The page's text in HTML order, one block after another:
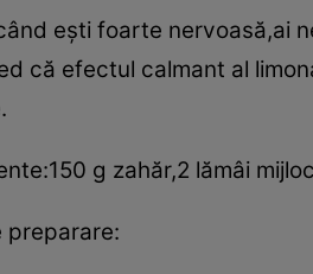
eşti foarte nervoasă,ai
că efectul calmant al
g zahăr,2 lămâi
preparare: